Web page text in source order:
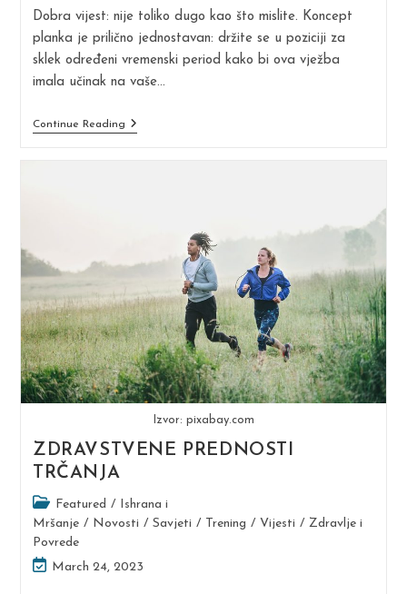
modified:
Dobra vijest: nije toliko dugo kao što mislite. Koncept
planka je prilično jednostavan: držite se u poziciji za
sklek određeni vremenski period kako bi ova vježba
imala učinak na vaše…
Continue ReadingKoliko
Izvor: pixabay.com
ZDRAVSTVENE PREDNOSTI
TRČANJA
Post
category:
Featured /
Ishrana i
Mršanje / Novosti / Savjeti / Trening / Vijesti / Zdravlje i
Povrede
PostMarch 24, 2023